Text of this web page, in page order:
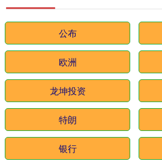
公布
欧洲
龙坤投资
特朗
银行